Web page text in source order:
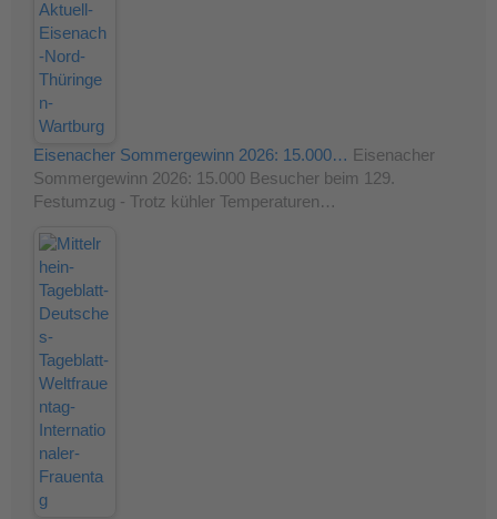
Eisenacher Sommergewinn 2026: 15.000… Eisenacher
Sommergewinn 2026: 15.000 Besucher beim 129.
Festumzug - Trotz kühler Temperaturen…